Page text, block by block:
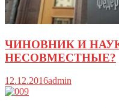
ЧИНОВНИК И
НЕСОВМЕСТНЫЕ?
12.12.2016admin